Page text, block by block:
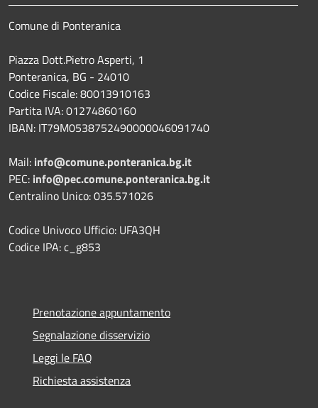
Comune di Ponteranica
Piazza Dott.Pietro Asperti, 1
Ponteranica, BG - 24010
Codice Fiscale: 80013910163
Partita IVA: 01274860160
IBAN: IT79M0538752490000046091740
Mail: info@comune.ponteranica.bg.it
PEC: info@pec.comune.ponteranica.bg.it
Centralino Unico: 035.571026
Codice Univoco Ufficio: UFA3QH
Codice IPA: c_g853
Prenotazione appuntamento
Segnalazione disservizio
Leggi le FAQ
Richiesta assistenza